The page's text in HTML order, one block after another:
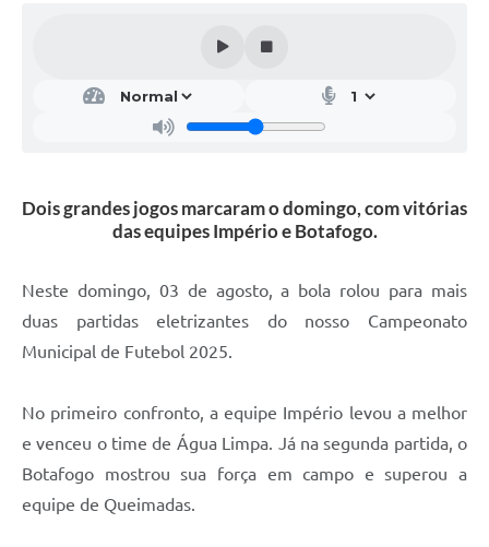
Dois grandes jogos marcaram o domingo, com vitórias
das equipes Império e Botafogo.
Neste domingo, 03 de agosto, a bola rolou para mais
duas partidas eletrizantes do nosso Campeonato
Municipal de Futebol 2025.
No primeiro confronto, a equipe Império levou a melhor
e venceu o time de Água Limpa. Já na segunda partida, o
Botafogo mostrou sua força em campo e superou a
equipe de Queimadas.